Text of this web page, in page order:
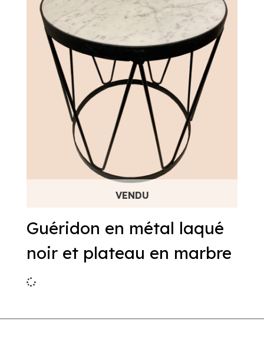
Guéridon en métal laqué
noir et plateau en marbre